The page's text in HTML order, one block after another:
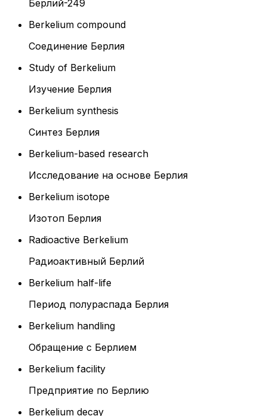
Берлий-249
Berkelium compound
Соединение Берлия
Study of Berkelium
Изучение Берлия
Berkelium synthesis
Синтез Берлия
Berkelium-based research
Исследование на основе Берлия
Berkelium isotope
Изотоп Берлия
Radioactive Berkelium
Радиоактивный Берлий
Berkelium half-life
Период полураспада Берлия
Berkelium handling
Обращение с Берлием
Berkelium facility
Предприятие по Берлию
Berkelium decay